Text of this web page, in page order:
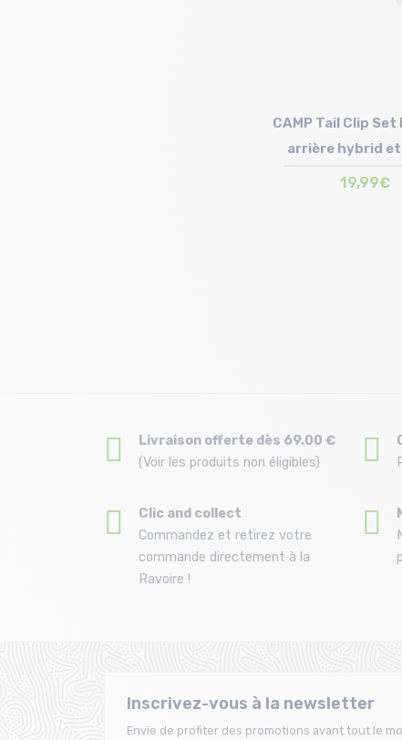
CAMP Tail Clip
arrière hybrid
19,99€
Livraison offerte dès 69.00 €
(Voir les produits non éligibles)
Clic and collect
Commandez et retirez votre
commande directement à la
Ravoire !
Inscrivez-vous à la newsletter
Envie de profiter des promotions avant tout le